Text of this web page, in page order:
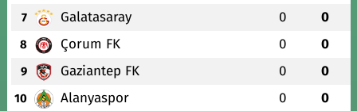
7 Galatasaray 0 0
8 Çorum FK 0 0
9 Gaziantep FK 0 0
10 Alanyaspor 0 0